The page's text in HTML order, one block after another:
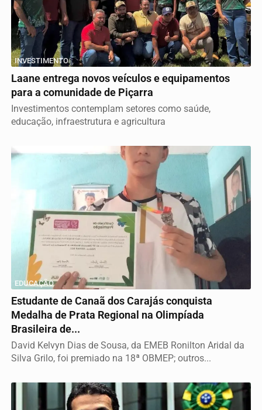
INVESTIMENTO
Laane entrega novos veículos e equipamentos
para a comunidade de Piçarra
Investimentos contemplam setores como saúde,
educação, infraestrutura e agricultura
EDUCAÇÃO
Estudante de Canaã dos Carajás conquista
Medalha de Prata Regional na Olimpíada
Brasileira de...
David Kelvyn Dias de Sousa, da EMEB Ronilton Aridal da
Silva Grilo, foi premiado na 18ª OBMEP; outros...